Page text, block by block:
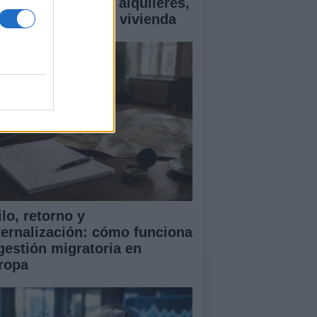
y ayudas en vivienda
retorno y
cómo funciona
migratoria en